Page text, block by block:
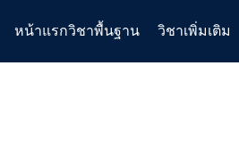
หน้าแรกวิชาพื้นฐาน วิชาเพิ่มเติม